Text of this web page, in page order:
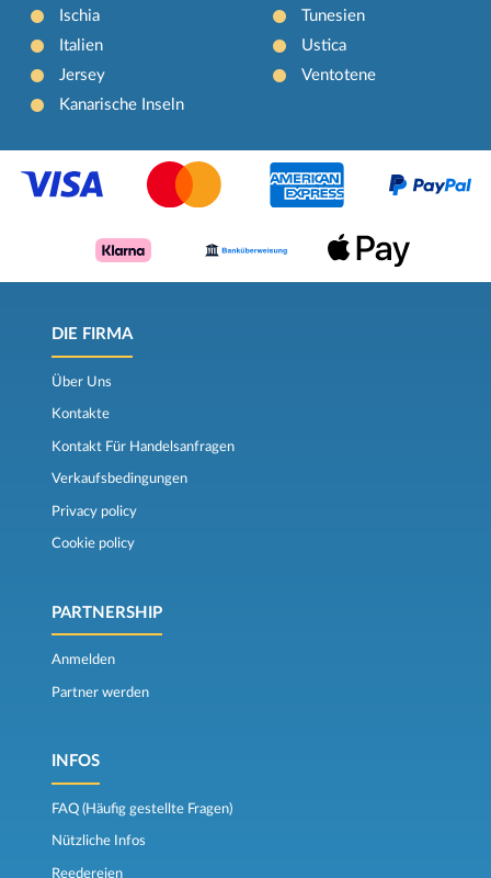
Ischia
Italien
Jersey
Kanarische Inseln
Tunesien
Ustica
Ventotene
DIE FIRMA
Über Uns
Kontakte
Kontakt Für Handelsanfragen
Verkaufsbedingungen
Privacy policy
Cookie policy
PARTNERSHIP
Anmelden
Partner werden
INFOS
FAQ (Häufig gestellte Fragen)
Nützliche Infos
Reedereien